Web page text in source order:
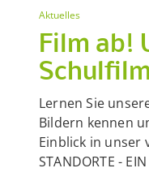
Aktuelles
Film ab!
Lernen Sie
Bildern kennen
Einblick in unser
STANDORTE -